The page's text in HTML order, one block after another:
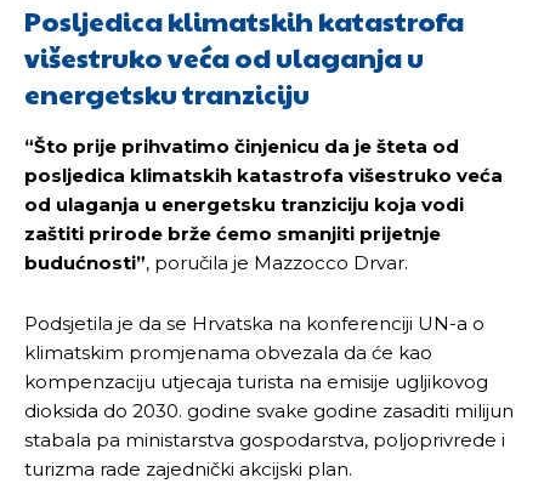
Posljedica klimatskih katastrofa
višestruko veća od ulaganja u
energetsku tranziciju
“Što prije prihvatimo činjenicu da je šteta od
posljedica klimatskih katastrofa višestruko veća
od ulaganja u energetsku tranziciju koja vodi
zaštiti prirode brže ćemo smanjiti prijetnje
budućnosti”, poručila je Mazzocco Drvar.
Podsjetila je da se Hrvatska na konferenciji UN-a o
klimatskim promjenama obvezala da će kao
kompenzaciju utjecaja turista na emisije ugljikovog
dioksida do 2030. godine svake godine zasaditi milijun
stabala pa ministarstva gospodarstva, poljoprivrede i
turizma rade zajednički akcijski plan.